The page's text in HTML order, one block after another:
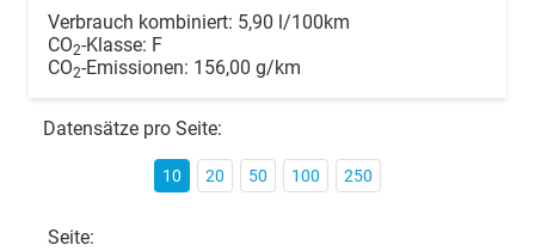
Verbrauch kombiniert: 5,90 l/100km
CO2-Klasse: F
CO2-Emissionen: 156,00 g/km
Datensätze pro Seite:
10 20 50 100 250
Seite: